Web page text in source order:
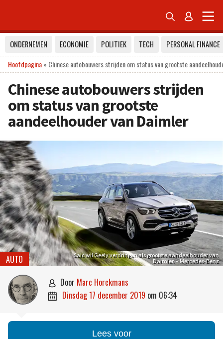
 
ONDERNEMEN ECONOMIE POLITIEK TECH
PERSONAL FINANCE
Hoofdpagina» Chinese autobouwers strijden om status van grootste
Chinese autobouwers strijden
om status van grootste
aandeelhouder van Daimler
Saic wil Geely verdringen als grootste aandeelhouder van
Daimler. – Mercedes-Benz
AUTO
 door Marc Horckmans
 dinsdag 17 december 2019 om 06:34
Lees voor